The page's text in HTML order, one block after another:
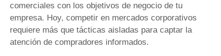
comerciales con los objetivos de negocio de tu
empresa. Hoy, competir en mercados corporativos
requiere más que tácticas aisladas para captar la
atención de compradores informados.